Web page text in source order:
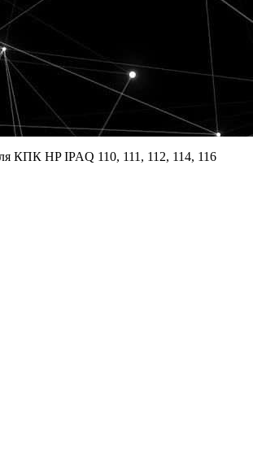
КПК HP IPAQ 110, 111, 112, 114, 116